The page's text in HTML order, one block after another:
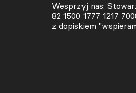
Wesprzyj nas:
82 1500 1777 1217
z dopiskiem